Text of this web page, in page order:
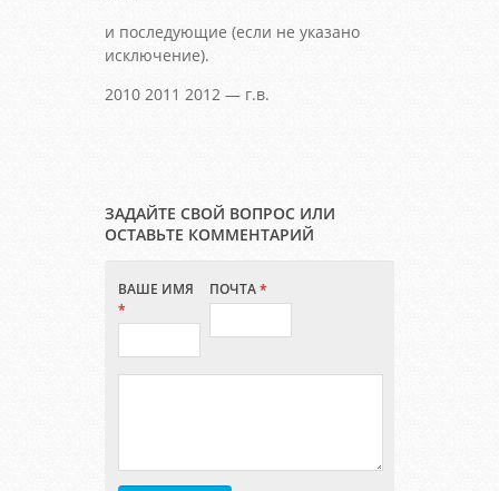
и последующие (если не указано
исключение).
2010 2011 2012 — г.в.
ЗАДАЙТЕ СВОЙ ВОПРОС ИЛИ
ОСТАВЬТЕ КОММЕНТАРИЙ
ВАШЕ ИМЯ
*
ПОЧТА*